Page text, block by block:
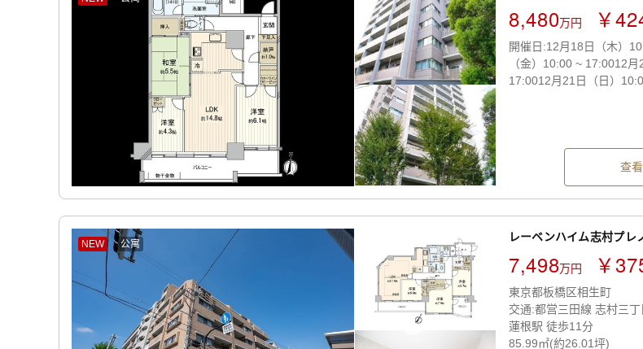
8,480万円 ￥
開催日:12月18日（木）
（金）10:00 ~ 17:0012
17:0012月21日（日）
查
NEW 公寓
レーベンハイム志村プレ
7,498万円 ￥
東京都板橋区相生町
交通:都営三田線 志村三
蓮根駅 徒歩11分
85.99㎡(約26.01坪)